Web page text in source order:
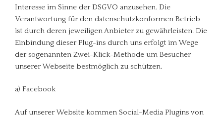
Interesse im Sinne der DSGVO anzusehen. Die
Verantwortung für den datenschutzkonformen Betrieb
ist durch deren jeweiligen Anbieter zu gewährleisten. Die
Einbindung dieser Plug-ins durch uns erfolgt im Wege
der sogenannten Zwei-Klick-Methode um Besucher
unserer Webseite bestmöglich zu schützen.
a) Facebook
Auf unserer Website kommen Social-Media Plugins von